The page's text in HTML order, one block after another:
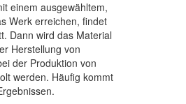
einem ausgewähltem,
Werk erreichen, findet
Dann wird das Material
Herstellung von
der Produktion von
werden. Häufig kommt